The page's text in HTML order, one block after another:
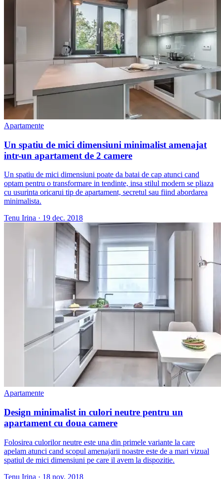
Apartamente
Un spatiu de mici dimensiuni minimalist amenajat
intr-un apartament de 2 camere
Un spatiu de mici dimensiuni poate da batai de cap atunci cand
optam pentru o transformare in tendinte, insa stilul modern se pliaza
cu usurinta oricarui tip de apartament, secretul sau fiind abordarea
minimalista.
Tenu Irina · 19 dec. 2018
Apartamente
Design minimalist in culori neutre pentru un
apartament cu doua camere
Folosirea culorilor neutre este una din primele variante la care
apelam atunci cand scopul amenajarii noastre este de a mari vizual
spatiul de mici dimensiuni pe care il avem la dispozitie.
Tenu Irina · 18 nov. 2018